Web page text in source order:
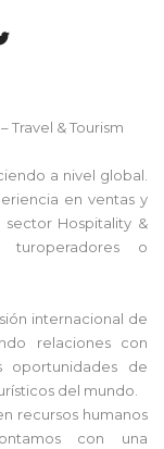
& Tourism
a nivel global.
en ventas y
Hospitality &
turoperadores o
internacional de
relaciones con
oportunidades de
del mundo.
recursos humanos
con una